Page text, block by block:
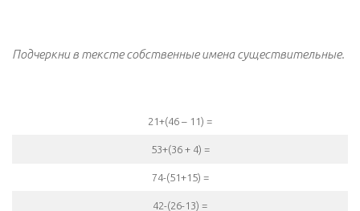
Подчеркни в тексте собственные имена существительные.
21+(46 – 11) =
53+(36 + 4) =
74-(51+15) =
42-(26-13) =